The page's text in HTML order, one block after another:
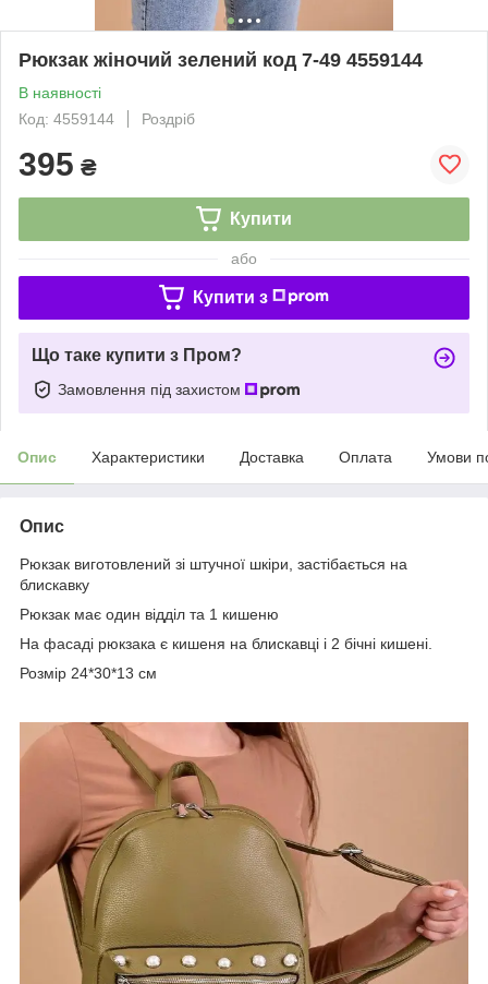
Рюкзак жіночий зелений код 7-49 4559144
В наявності
Код: 4559144
Роздріб
395 ₴
Купити
або
Купити з
Що таке купити з Пром?
Замовлення під захистом
Опис Характеристики Доставка Оплата Умови
Опис
Рюкзак виготовлений зі штучної шкіри, застібається на
блискавку
Рюкзак має один відділ та 1 кишеню
На фасаді рюкзака є кишеня на блискавці і 2 бічні кишені.
Розмір 24*30*13 см